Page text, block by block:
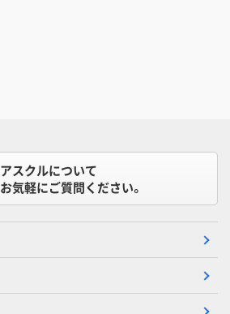
アスクルについて
お気軽にご質問ください。